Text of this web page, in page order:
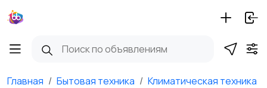
Главная Бытовая техника
Климатическая техника